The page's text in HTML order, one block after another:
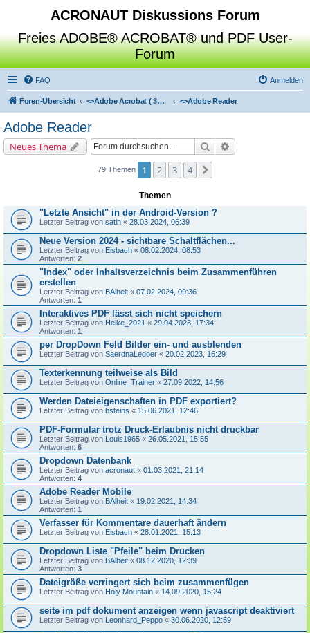
ACRONAUT Diskussions Forum
Freies ADOBE® ACROBAT® und PDF User-
Forum
FAQ Anmelden
Foren-Übersicht <>Adobe Acrobat ( 3D / Professional / Standard / Reader / Distiller ) <>Adobe Reader
Adobe Reader
Neues Thema Suche
79 Themen 1 2 3 4
Themen
"Letzte Ansicht" in der Android-Version ?
Letzter Beitrag von satin « 28.03.2024, 06:39
Neue Version 2024 - sichtbare Schaltflächen...
Letzter Beitrag von Eisbach « 08.02.2024, 08:53
Antworten: 2
"Index" oder Inhaltsverzeichnis beim Zusammenführen
erstellen
Letzter Beitrag von BAlheit « 07.02.2024, 09:36
Antworten: 1
Interaktives PDF lässt sich nicht speichern
Letzter Beitrag von Heike_2021 « 29.04.2023, 17:34
Antworten: 1
per DropDown Feld Bilder ein- und ausblenden
Letzter Beitrag von SaerdnaLedoer « 20.02.2023, 16:29
Texterkennung teilweise als Bild
Letzter Beitrag von Online_Trainer « 27.09.2022, 14:56
Werden Dateieigenschaften in PDF exportiert?
Letzter Beitrag von bsteins « 15.06.2021, 12:46
PDF-Formular trotz Druck-Erlaubnis nicht druckbar
Letzter Beitrag von Louis1965 « 26.05.2021, 15:55
Antworten: 6
Dropdown Datenbank
Letzter Beitrag von acronaut « 01.03.2021, 21:14
Antworten: 4
Adobe Reader Mobile
Letzter Beitrag von BAlheit « 19.02.2021, 14:34
Antworten: 1
Verfasser für Kommentare dauerhaft ändern
Letzter Beitrag von Eisbach « 28.01.2021, 15:13
Dropdown Liste "Pfeile" beim Drucken
Letzter Beitrag von BAlheit « 08.12.2020, 12:39
Antworten: 3
Dateigröße verringert sich beim zusammenfügen
Letzter Beitrag von Holy Mountain « 14.09.2020, 15:24
seite im pdf dokument anzeigen wenn javascript deaktiviert
Letzter Beitrag von Leonhard_Peppo « 30.06.2020, 12:59